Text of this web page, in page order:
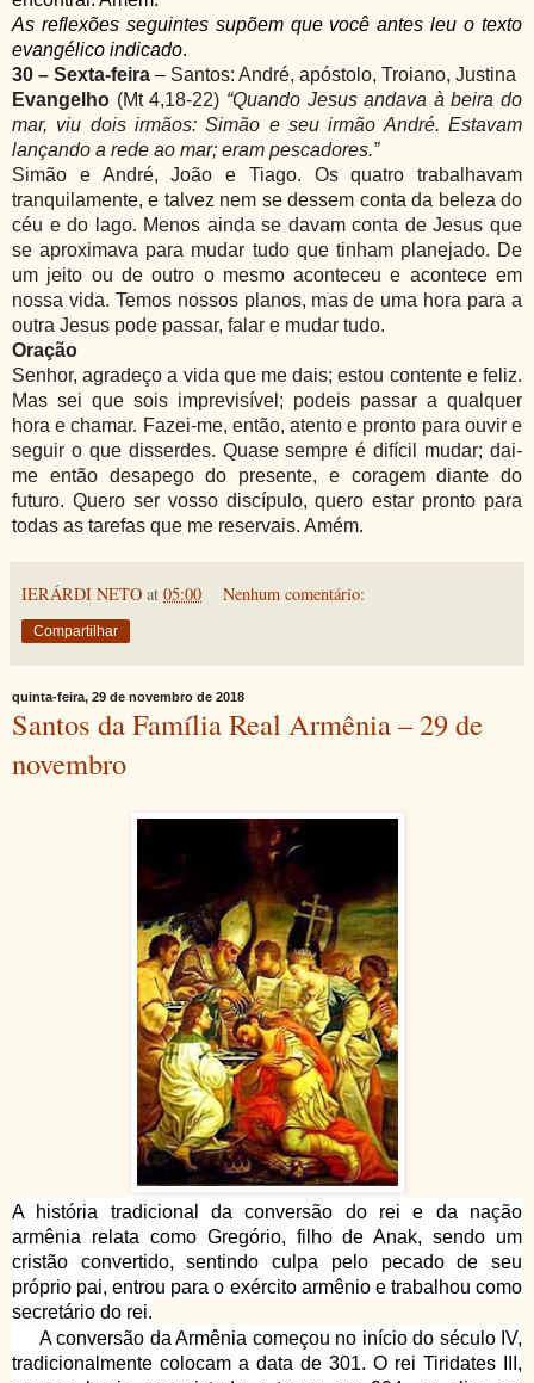
As reflexões seguintes supõem que você antes leu o texto
evangélico indicado.
30 – Sexta-feira – Santos: André, apóstolo, Troiano, Justina
Evangelho (Mt 4,18-22) “Quando Jesus andava à beira do
mar, viu dois irmãos: Simão e seu irmão André. Estavam
lançando a rede ao mar; eram pescadores.”
Simão e André, João e Tiago. Os quatro trabalhavam
tranquilamente, e talvez nem se dessem conta da beleza do
céu e do lago. Menos ainda se davam conta de Jesus que
se aproximava para mudar tudo que tinham planejado. De
um jeito ou de outro o mesmo aconteceu e acontece em
nossa vida. Temos nossos planos, mas de uma hora para a
outra Jesus pode passar, falar e mudar tudo.
Oração
Senhor, agradeço a vida que me dais; estou contente e feliz.
Mas sei que sois imprevisível; podeis passar a qualquer
hora e chamar. Fazei-me, então, atento e pronto para ouvir e
seguir o que disserdes. Quase sempre é difícil mudar; dai-
me então desapego do presente, e coragem diante do
futuro. Quero ser vosso discípulo, quero estar pronto para
todas as tarefas que me reservais. Amém.
IERÁRDI NETO at 05:00 Nenhum comentário:
Compartilhar
quinta-feira, 29 de novembro de 2018
Santos da Família Real Armênia – 29 de
novembro
A história tradicional da conversão do rei e da nação
armênia relata como Gregório, filho de Anak, sendo um
cristão convertido, sentindo culpa pelo pecado de seu
próprio pai, entrou para o exército armênio e trabalhou como
secretário do rei.
A conversão da Armênia começou no início do século IV,
tradicionalmente colocam a data de 301. O rei Tiridates III,